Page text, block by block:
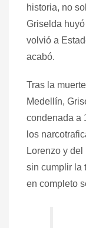
historia, no
Griselda
volvió a
acabó.
Tras la
Medellín,
condenada a
los
Lorenzo y
sin cumplir la
en completo